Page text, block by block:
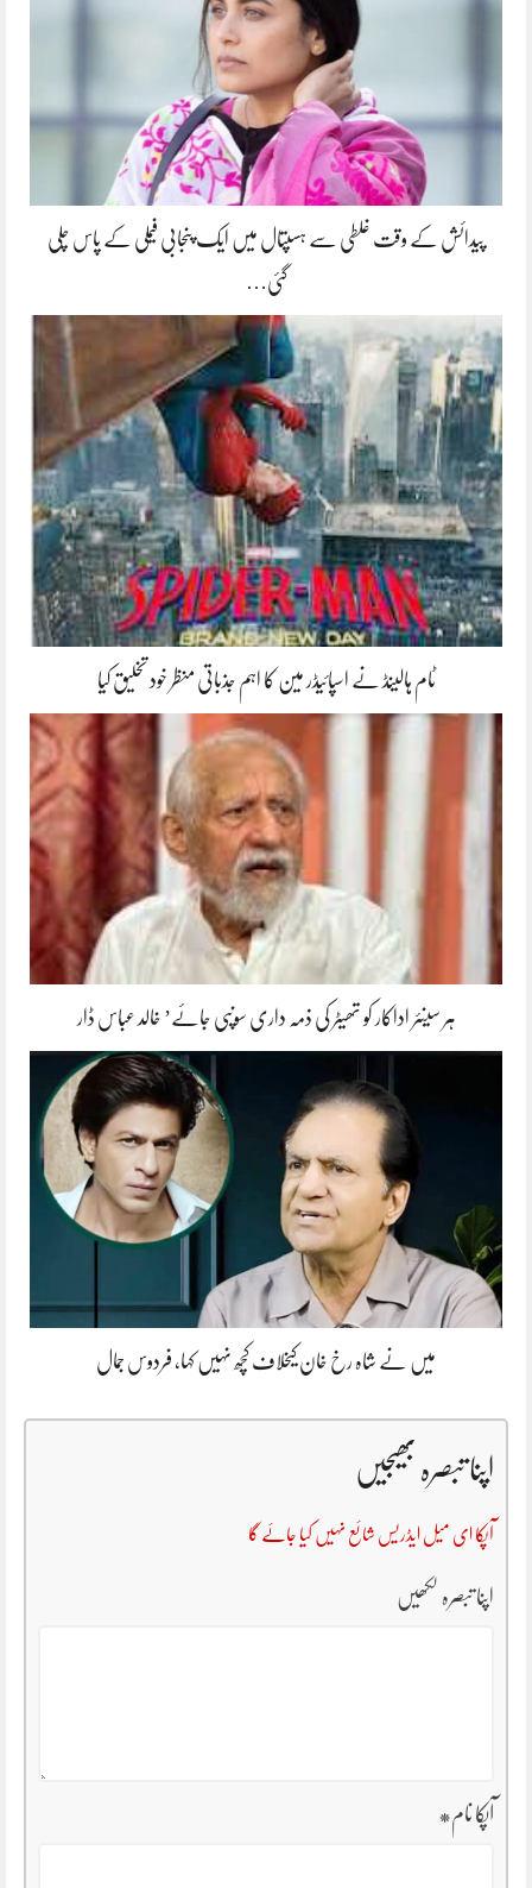
پیدائش کے وقت غلطی سے ہسپتال میں ایک پنجابی فیملی کے پاس چلی
گئی…
ٹام ہالینڈ نے اسپائیڈر مین کا اہم جذباتی منظر خود تخلیق کیا
ہر سینئر اداکار کو تھیٹر کی ذمہ داری سونپی جائے’ خالد عباس ڈار
میں نے شاہ رخ خان کیخلاف کچھ نہیں کہا، فردوس جمال
اپنا تبصرہ بھیجیں
آپکا ای میل ایڈریس شائع نہیں کیا جائے گا
اپنا تبصرہ لکھیں
آپکا نام*